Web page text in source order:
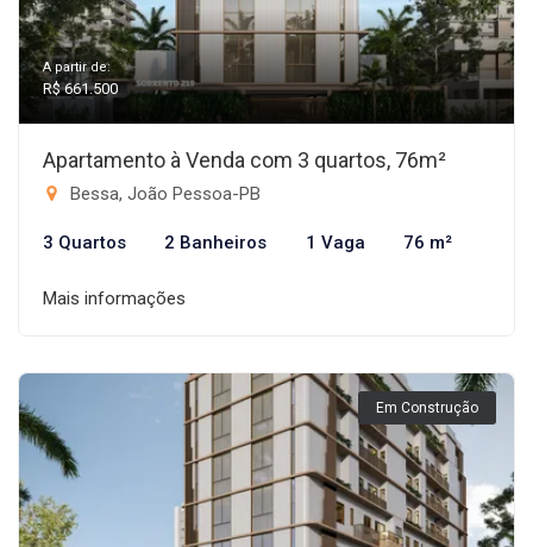
A partir de:
R$ 661.500
Apartamento à Venda com 3 quartos, 76m²
Bessa, João Pessoa-PB
3 Quartos 2 Banheiros 1 Vaga 76 m²
Mais informações
Em Construção